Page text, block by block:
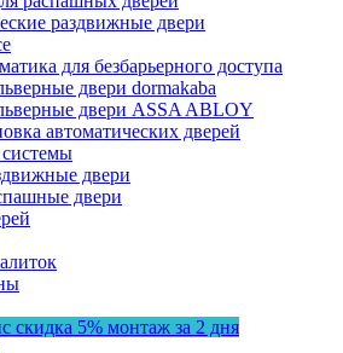
раздвижные двери
для безбарьерного доступа
двери dormakaba
двери ASSA ABLOY
автоматических дверей
двери
двери
скидка 5% монтаж за 2 дня